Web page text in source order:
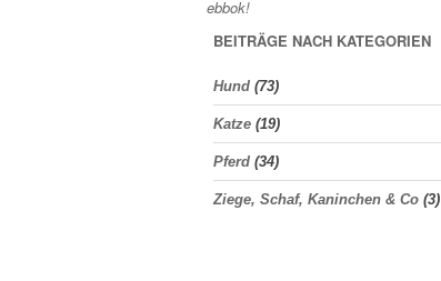
BEITRÄGE NACH KATEGORIEN
Hund (73)
Katze (19)
Pferd (34)
Ziege, Schaf, Kaninchen & Co (3)